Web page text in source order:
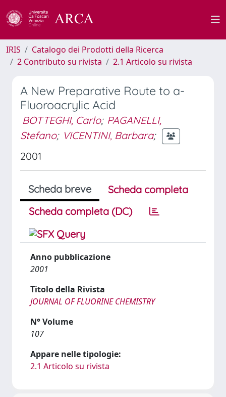
IRIS
Catalogo dei Prodotti della Ricerca
2 Contributo su rivista
2.1 Articolo su rivista
A New Preparative Route to a-
Fluoroacrylic Acid
BOTTEGHI, Carlo; PAGANELLI,
Stefano; VICENTINI, Barbara;
2001
Scheda breve
Scheda completa
Scheda completa (DC)
Anno pubblicazione
2001
Titolo della Rivista
JOURNAL OF FLUORINE CHEMISTRY
N° Volume
107
Appare nelle tipologie:
2.1 Articolo su rivista